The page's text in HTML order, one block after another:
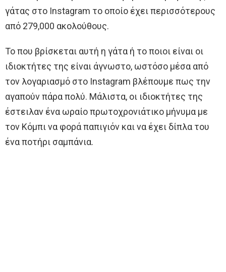
γάτας στο Instagram το οποίο έχει περισσότερους
από 279,000 ακολούθους.
Το που βρίσκεται αυτή η γάτα ή το ποιοι είναι οι
ιδιοκτήτες της είναι άγνωστο, ωστόσο μέσα από
τον λογαριασμό στο Instagram βλέπουμε πως την
αγαπούν πάρα πολύ. Μάλιστα, οι ιδιοκτήτες της
έστειλαν ένα ωραίο πρωτοχρονιάτικο μήνυμα με
τον Κόμπι να φορά παπιγιόν και να έχει δίπλα του
ένα ποτήρι σαμπάνια.